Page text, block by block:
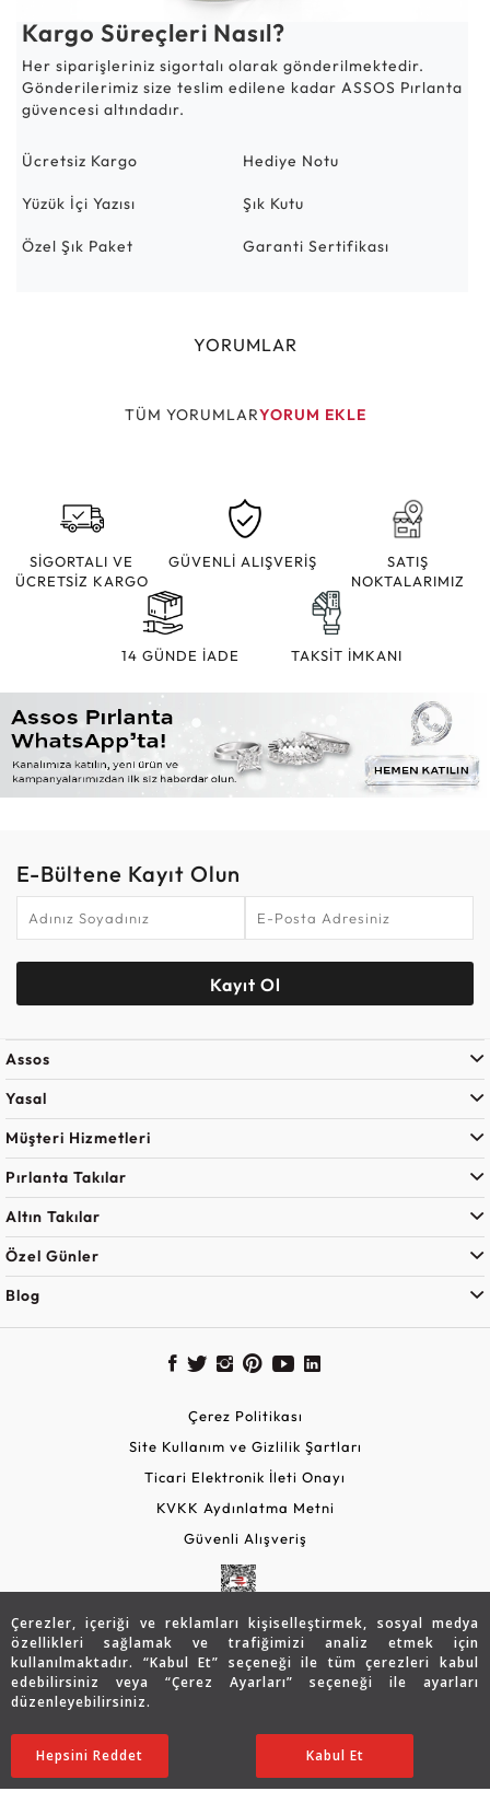
Çerezler, içeriği ve reklamları kişiselleştirmek, sosyal medya
özellikleri sağlamak ve trafiğimizi analiz etmek için
kullanılmaktadır. “Kabul Et” seçeneği ile tüm çerezleri kabul
edebilirsiniz veya “Çerez Ayarları” seçeneği ile ayarları
düzenleyebilirsiniz.
Ayarları Düzenle
Hepsini Reddet Kabul Et
335.023 TL
234.509TL SATIN ALIN
Kargo Süreçleri Nasıl?
Her siparişleriniz sigortalı olarak gönderilmektedir.
Gönderilerimiz size teslim edilene kadar ASSOS Pırlanta
güvencesi altındadır.
Ücretsiz Kargo Hediye Notu
Yüzük İçi Yazısı Şık Kutu
Özel Şık Paket Garanti Sertifikası
YORUMLAR
TÜM YORUMLARYORUM EKLE
SİGORTALI VE
ÜCRETSİZ KARGO
GÜVENLİ ALIŞVERİŞ
SATIŞ
NOKTALARIMIZ
14 GÜNDE İADE TAKSİT İMKANI
E-Bültene Kayıt Olun
Kayıt Ol
Assos
Yasal
Müşteri Hizmetleri
Pırlanta Takılar
Altın Takılar
Özel Günler
Blog
Çerez Politikası
Site Kullanım ve Gizlilik Şartları
Ticari Elektronik İleti Onayı
KVKK Aydınlatma Metni
Güvenli Alışveriş
Copyright © 2026 Assos Pırlanta - Bu sitenin tüm hakları